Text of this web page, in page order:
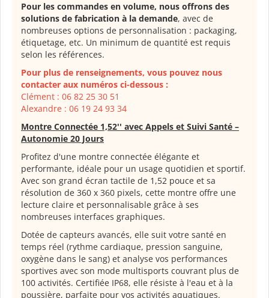
Pour les commandes en volume, nous offrons des
solutions de fabrication à la demande, avec de
nombreuses options de personnalisation : packaging,
étiquetage, etc. Un minimum de quantité est requis
selon les références.
Pour plus de renseignements, vous pouvez nous
contacter aux numéros ci-dessous :
Clément : 06 82 25 30 51
Alexandre : 06 19 24 93 34
Montre Connectée 1,52'' avec Appels et Suivi Santé –
Autonomie 20 Jours
Profitez d'une montre connectée élégante et
performante, idéale pour un usage quotidien et sportif.
Avec son grand écran tactile de 1,52 pouce et sa
résolution de 360 x 360 pixels, cette montre offre une
lecture claire et personnalisable grâce à ses
nombreuses interfaces graphiques.
Dotée de capteurs avancés, elle suit votre santé en
temps réel (rythme cardiaque, pression sanguine,
oxygène dans le sang) et analyse vos performances
sportives avec son mode multisports couvrant plus de
100 activités. Certifiée IP68, elle résiste à l'eau et à la
poussière, parfaite pour vos activités aquatiques.